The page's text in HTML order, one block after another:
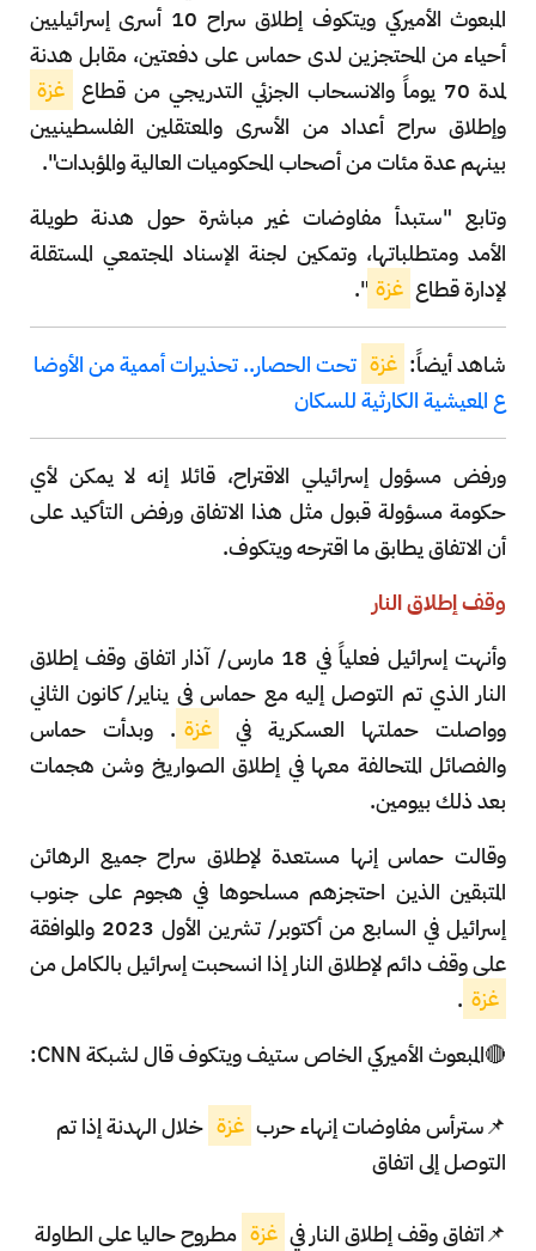
المبعوث الأميركي ويتكوف إطلاق سراح 10 أسرى إسرائيليين
أحياء من المحتجزين لدى حماس على دفعتين، مقابل هدنة
لمدة 70 يوماً والانسحاب الجزئي التدريجي من قطاع
غزة
وإطلاق سراح أعداد من الأسرى والمعتقلين الفلسطينيين
بينهم عدة مئات من أصحاب المحكوميات العالية والمؤبدات".
وتابع "ستبدأ مفاوضات غير مباشرة حول هدنة طويلة
الأمد ومتطلباتها، وتمكين لجنة الإسناد المجتمعي المستقلة
لإدارة قطاع غزة ".
شاهد أيضاً: غزة تحت الحصار.. تحذيرات أممية من الأوضا
ع المعيشية الكارثية للسكان
ورفض مسؤول إسرائيلي الاقتراح، قائلا إنه لا يمكن لأي
حكومة مسؤولة قبول مثل هذا الاتفاق ورفض التأكيد على
أن الاتفاق يطابق ما اقترحه ويتكوف.
وقف إطلاق النار
وأنهت إسرائيل فعلياً في 18 مارس/ آذار اتفاق وقف إطلاق
النار الذي تم التوصل إليه مع حماس في يناير/ كانون الثاني
وواصلت حملتها العسكرية في
غزة . وبدأت حماس
والفصائل المتحالفة معها في إطلاق الصواريخ وشن هجمات
بعد ذلك بيومين.
وقالت حماس إنها مستعدة لإطلاق سراح جميع الرهائن
المتبقين الذين احتجزهم مسلحوها في هجوم على جنوب
إسرائيل في السابع من أكتوبر/ تشرين الأول 2023 والموافقة
على وقف دائم لإطلاق النار إذا انسحبت إسرائيل بالكامل من
غزة .
🔴المبعوث الأميركي الخاص ستيف ويتكوف قال لشبكة CNN:
📌سترأس مفاوضات إنهاء حرب غزة خلال الهدنة إذا تم
التوصل إلى اتفاق
📌اتفاق وقف إطلاق النار في غزة مطروح حاليا على الطاولة